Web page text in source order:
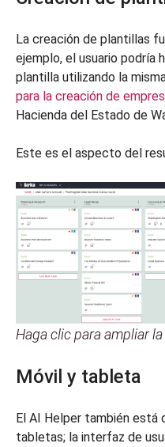
La creación de plantillas
ejemplo, el usuario podría
plantilla utilizando la
para la creación de
Hacienda del Estado de
Este es el aspecto del
Haga clic para ampliar
Móvil y tableta
El AI Helper también
tabletas; la interfaz de